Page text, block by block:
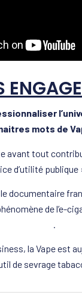
mots de
avant tout
d’utilité publique
documentaire
de l’e-
.
la Vape est
de sevrage